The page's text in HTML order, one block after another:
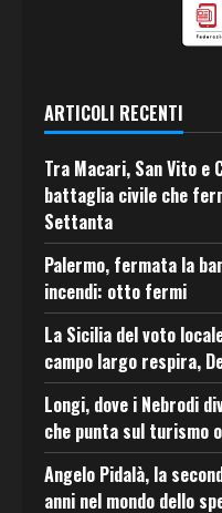
ARTICOLI RECENTI
Tra Macari, San Vito e
battaglia civile che
Settanta
Palermo, fermata la
incendi: otto fermi
La Sicilia del voto
campo largo respira,
Longi, dove i Nebrodi
che punta sul turismo
Angelo Pidalà, la
anni nel mondo dello